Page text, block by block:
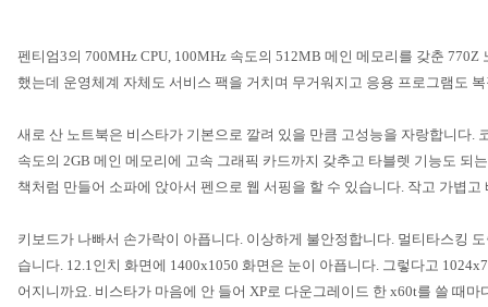
펜티엄3의 700MHz CPU, 100MHz 속도의 512MB 메인 메모리를 갖춘 770Z
했는데 운영체계 자체도 서비스 팩을 거치며 무거워지고 응용 프로그램도
새로 산 노트북은 비스타가 기본으로 깔려 있을 만큼 고성능을 자랑합니다
속도의 2GB 메인 메모리에 고속 그래픽 카드까지 갖추고 타블렛 기능도 되는
책처럼 만들어 소파에 앉아서 펜으로 웹 서핑을 할 수 있습니다 작고 가볍고
키보드가 나빠서 손가락이 아픕니다 이상하게 불안정합니다 멀티타스킹
습니다 . 12.1 인치 화면에 1400x1050 화면은 눈이 아픕니다 그렇다고
어지니까요 비스타가 마음에 안 들어 XP로 다운그레이드 한 x60t를 쓸 때마